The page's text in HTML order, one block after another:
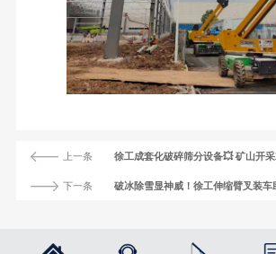
上一条 徐工成套化破碎筛分设备💥 矿山开
下一条